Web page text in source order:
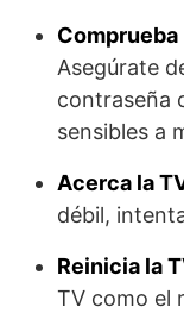
Asegúrate
contraseña
sensibles a
Acerca la
débil,
Reinicia la
TV como el